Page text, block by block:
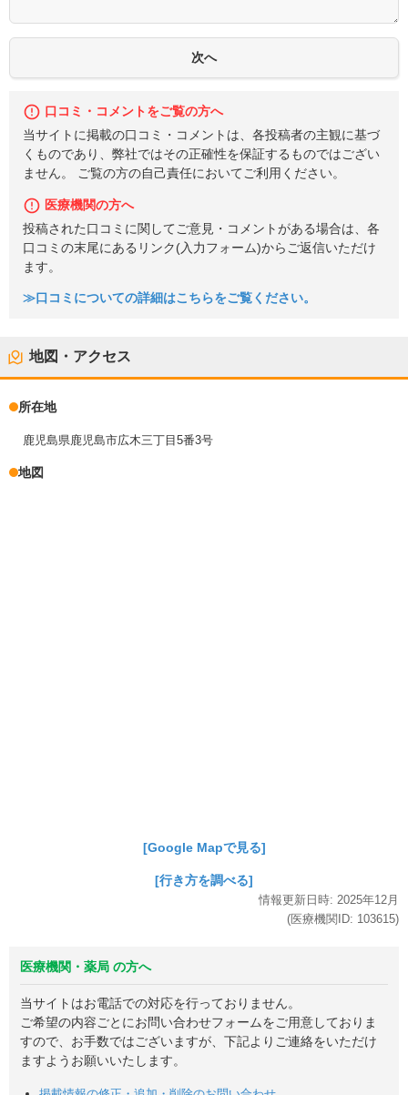
口コミ・コメントをご覧の方へ
当サイトに掲載の口コミ・コメントは、各投稿者の主観に基づ
くものであり、弊社ではその正確性を保証するものではござい
ません。 ご覧の方の自己責任においてご利用ください。
医療機関の方へ
投稿された口コミに関してご意見・コメントがある場合は、各
口コミの末尾にあるリンク(入力フォーム)からご返信いただけ
ます。
≫口コミについての詳細はこちらをご覧ください。
地図・アクセス
所在地
鹿児島県鹿児島市広木三丁目5番3号
地図
[Google Mapで見る]
[行き方を調べる]
情報更新日時: 2025年12月
(医療機関ID: 103615)
医療機関・薬局 の方へ
当サイトはお電話での対応を行っておりません。
ご希望の内容ごとにお問い合わせフォームをご用意しておりま
すので、お手数ではございますが、下記よりご連絡をいただけ
ますようお願いいたします。